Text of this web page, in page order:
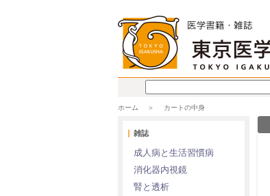
ホーム カートの中身
雑誌
成人病と生活習慣病
消化器内視鏡
腎と透析